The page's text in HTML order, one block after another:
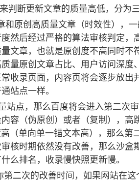
判断更新文章的质量高低，分为
和原创高质量文章（时效性），
然后经过严格的算法审核判定
文章，也就是原创度不高同时
量原创文章占比、用户访问深度
收录页面，内容页将会逐步放
站点一样。
站点，那么百度将会进入第二次
容（伪原创）或者（复制），高
（单向单一锚文本高），那么第
核时期依然没有改善，那么沙盒
么排名，收录慢快照更新慢。
二次的改善时间，如果网站在